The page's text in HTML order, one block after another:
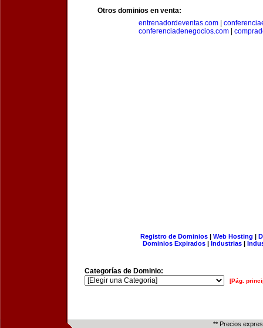
Otros dominios en venta:
entrenadordeventas.com
conferenciadenegocios.com|
Registro de Dominios| Web Hosting |
Dominios Expirados | Industrias |
Categorías de Dominio:
[Pág.
** Precios